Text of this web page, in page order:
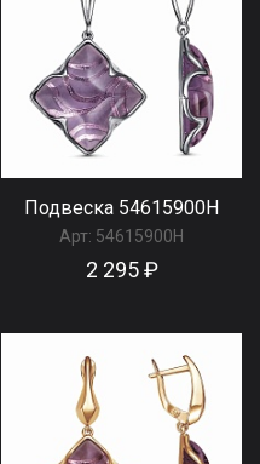
Подвеска 54615900Н
Арт: 54615900Н
2 295 ₽